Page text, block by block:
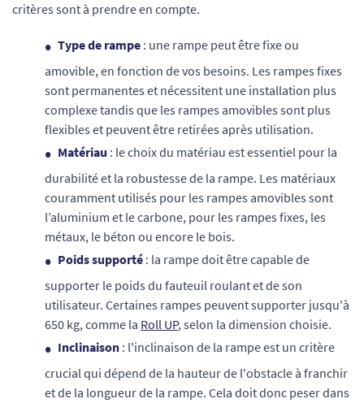
critères sont à prendre en compte.
Type de rampe : une rampe peut être fixe ou
amovible, en fonction de vos besoins. Les rampes fixes
sont permanentes et nécessitent une installation plus
complexe tandis que les rampes amovibles sont plus
flexibles et peuvent être retirées après utilisation.
Matériau : le choix du matériau est essentiel pour la
durabilité et la robustesse de la rampe. Les matériaux
couramment utilisés pour les rampes amovibles sont
l’aluminium et le carbone, pour les rampes fixes, les
métaux, le béton ou encore le bois.
Poids supporté : la rampe doit être capable de
supporter le poids du fauteuil roulant et de son
utilisateur. Certaines rampes peuvent supporter jusqu'à
650 kg, comme la Roll UP, selon la dimension choisie.
Inclinaison : l'inclinaison de la rampe est un critère
crucial qui dépend de la hauteur de l'obstacle à franchir
et de la longueur de la rampe. Cela doit donc peser dans